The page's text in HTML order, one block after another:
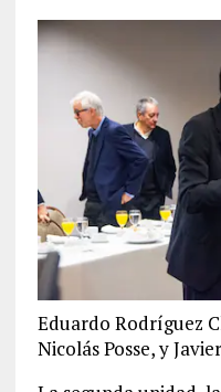
Eduardo Rodríguez
Nicolás Posse, y